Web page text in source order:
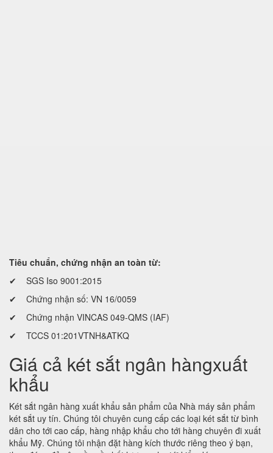
Tiêu chuẩn, chứng nhận an toàn từ:
✔ SGS Iso 9001:2015
✔ Chứng nhận số: VN 16/0059
✔ Chứng nhận VINCAS 049-QMS (IAF)
✔ TCCS 01:201VTNH&ATKQ
Giá cả két sắt ngân hàngxuất
khẩu
Két sắt ngân hàng xuất khẩu sản phẩm của Nhà máy sản phẩm
két sắt uy tín. Chúng tôi chuyên cung cấp các loại két sắt từ bình
dân cho tới cao cấp, hàng nhập khẩu cho tới hàng chuyên đi xuất
khẩu Mỹ. Chúng tôi nhận đặt hàng kích thước riêng theo ý bạn,